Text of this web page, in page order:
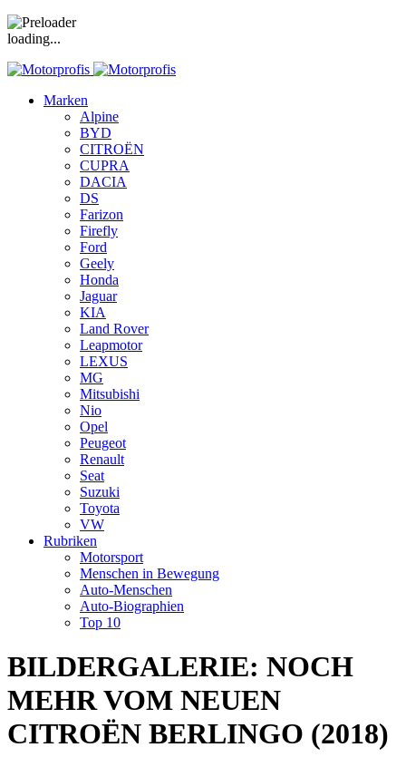
loading...
Marken
Alpine
BYD
CITROËN
CUPRA
DACIA
DS
Farizon
Firefly
Ford
Geely
Honda
Jaguar
KIA
Land Rover
Leapmotor
LEXUS
MG
Mitsubishi
Nio
Opel
Peugeot
Renault
Seat
Suzuki
Toyota
VW
Rubriken
Motorsport
Menschen in Bewegung
Auto-Menschen
Auto-Biographien
Top 10
BILDERGALERIE: NOCH
MEHR VOM NEUEN
CITROËN BERLINGO (2018)